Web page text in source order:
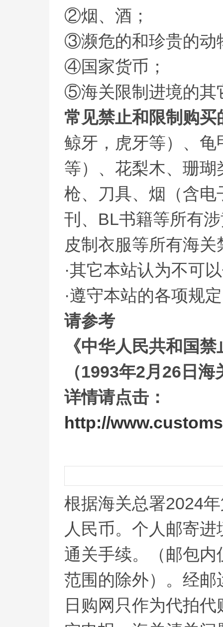
②烟、酒；
③濒危的和珍贵的动
④国家货币；
⑤海关限制进境的其
常见禁止和限制购买
鲸牙，虎牙等）、
等）、花梨木、珊
枪、刀具、烟（含
刊、BL书籍等所有
皮制衣服等所有海
·其它本站认为不可
·遵守本站的各项规
请参考
《中华人民共和国
（1993年2月26日
详情请点击：
http://
根据海关总署2024
人民币。个人邮寄
通关手续。（邮包
范围的除外）。经
日购网只作为代拍